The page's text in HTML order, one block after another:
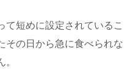
て短めに設定されているこ
その日から急に食べられな